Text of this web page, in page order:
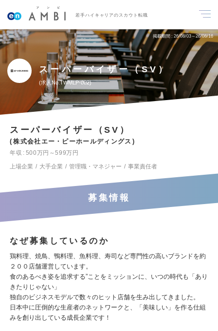
若手ハイキャリアのスカウト転職
掲載期間 26/08/03～26/08/16
スーパーバイザー（SV）
求人No.TWMLP-002
スーパーバイザー（SV）
株式会社エー・ピーホールディングス
年収
500万円～599万円
上場企業
大手企業 管理職・マネジャー 事業責任者
募集情報
なぜ募集しているのか
鶏料理、焼鳥、鴨料理、魚料理、寿司など専門性の高いブランドを約
２００店舗運営しています。
食のあるべき姿を追求する”ことをミッションに、いつの時代も「あり
きたりじゃない」
独自のビジネスモデルで数々のヒット店舗を生み出してきました。
日本中に圧倒的な生産者のネットワークと、「美味しい」を作る仕組
みを創り出している成長企業です！